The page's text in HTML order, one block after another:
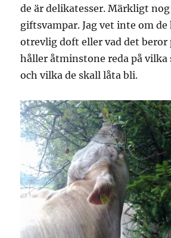
de är delikatesser. Märkligt
giftsvampar. Jag vet inte om
otrevlig doft eller vad det beror
håller åtminstone reda på vilka
och vilka de skall låta bli.